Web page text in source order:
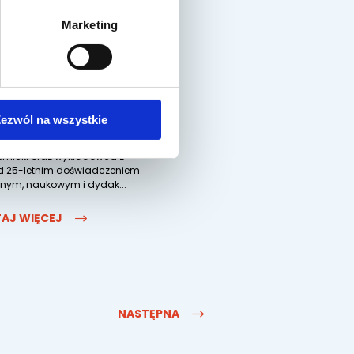
Marketing
na wszystkie
Wal-
1 st. stomatologii
specjalista stomatologii
doktor nauk
nauczyciel
oraz wykładowca z
25-letnim doświadczeniem
naukowym i dydak...
WIĘCEJ
NASTĘPNA